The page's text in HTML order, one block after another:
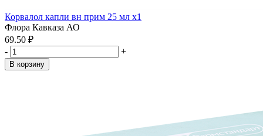
Корвалол капли вн прим 25 мл x1
Флора Кавказа АО
69.50 ₽
-
+
В корзину